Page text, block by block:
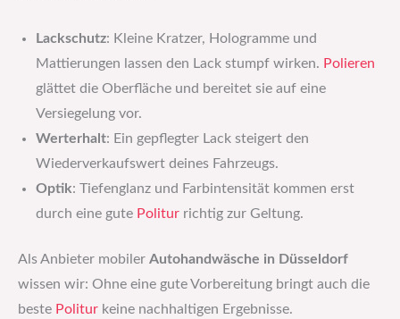
Lackschutz: Kleine Kratzer, Hologramme und
Mattierungen lassen den Lack stumpf wirken. Polieren
glättet die Oberfläche und bereitet sie auf eine
Versiegelung vor.
Werterhalt: Ein gepflegter Lack steigert den
Wiederverkaufswert deines Fahrzeugs.
Optik: Tiefenglanz und Farbintensität kommen erst
durch eine gute Politur richtig zur Geltung.
Als Anbieter mobiler Autohandwäsche in Düsseldorf
wissen wir: Ohne eine gute Vorbereitung bringt auch die
beste Politur keine nachhaltigen Ergebnisse.